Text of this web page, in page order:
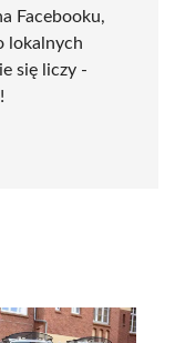
Facebooku,
lokalnych
się liczy -